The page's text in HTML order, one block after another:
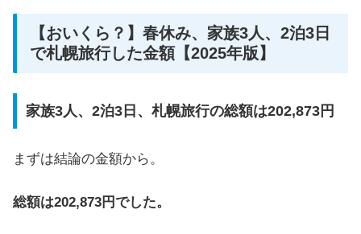
【おいくら？】春休み、家族3人、2泊3日
で札幌旅行した金額【2025年版】
家族3人、2泊3日、札幌旅行の総額は202,873円
まずは結論の金額から。
総額は202,873円でした。